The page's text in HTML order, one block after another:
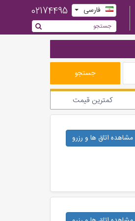
فارسی 02174495
جستجو
کمترین قیمت
مشاهده اتاق ها و رزرو